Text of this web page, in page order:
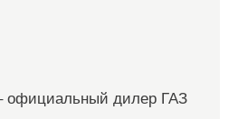
дилер ГАЗ